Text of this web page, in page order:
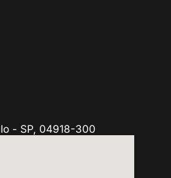
- SP, 04918-300